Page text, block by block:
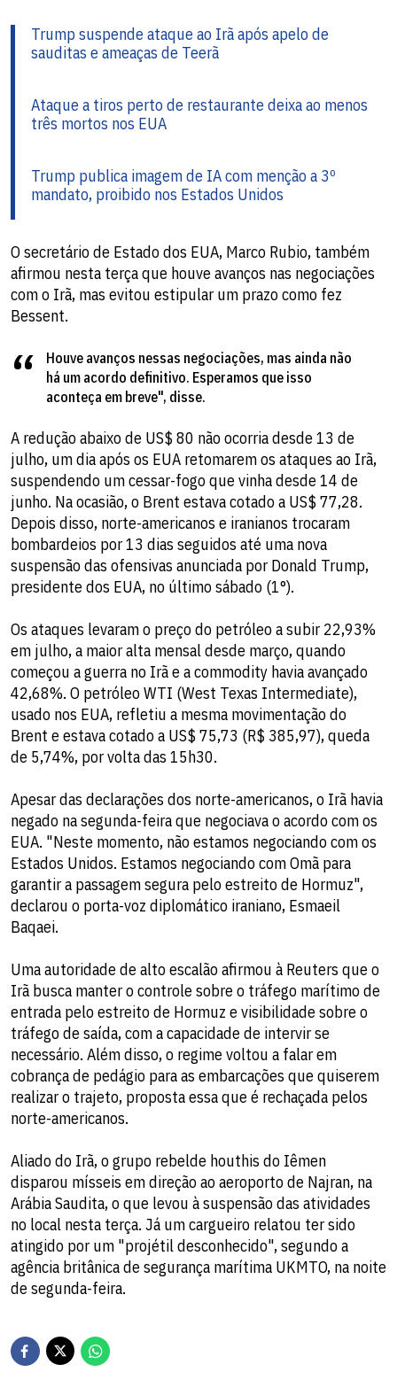
Trump suspende ataque ao Irã após apelo de
sauditas e ameaças de Teerã
Ataque a tiros perto de restaurante deixa ao menos
três mortos nos EUA
Trump publica imagem de IA com menção a 3º
mandato, proibido nos Estados Unidos
O secretário de Estado dos EUA, Marco Rubio, também
afirmou nesta terça que houve avanços nas negociações
com o Irã, mas evitou estipular um prazo como fez
Bessent.
Houve avanços nessas negociações, mas ainda não
há um acordo definitivo. Esperamos que isso
aconteça em breve", disse.
A redução abaixo de US$ 80 não ocorria desde 13 de
julho, um dia após os EUA retomarem os ataques ao Irã,
suspendendo um cessar-fogo que vinha desde 14 de
junho. Na ocasião, o Brent estava cotado a US$ 77,28.
Depois disso, norte-americanos e iranianos trocaram
bombardeios por 13 dias seguidos até uma nova
suspensão das ofensivas anunciada por Donald Trump,
presidente dos EUA, no último sábado (1°).
Os ataques levaram o preço do petróleo a subir 22,93%
em julho, a maior alta mensal desde março, quando
começou a guerra no Irã e a commodity havia avançado
42,68%. O petróleo WTI (West Texas Intermediate),
usado nos EUA, refletiu a mesma movimentação do
Brent e estava cotado a US$ 75,73 (R$ 385,97), queda
de 5,74%, por volta das 15h30.
Apesar das declarações dos norte-americanos, o Irã havia
negado na segunda-feira que negociava o acordo com os
EUA. "Neste momento, não estamos negociando com os
Estados Unidos. Estamos negociando com Omã para
garantir a passagem segura pelo estreito de Hormuz",
declarou o porta-voz diplomático iraniano, Esmaeil
Baqaei.
Uma autoridade de alto escalão afirmou à Reuters que o
Irã busca manter o controle sobre o tráfego marítimo de
entrada pelo estreito de Hormuz e visibilidade sobre o
tráfego de saída, com a capacidade de intervir se
necessário. Além disso, o regime voltou a falar em
cobrança de pedágio para as embarcações que quiserem
realizar o trajeto, proposta essa que é rechaçada pelos
norte-americanos.
Aliado do Irã, o grupo rebelde houthis do Iêmen
disparou mísseis em direção ao aeroporto de Najran, na
Arábia Saudita, o que levou à suspensão das atividades
no local nesta terça. Já um cargueiro relatou ter sido
atingido por um "projétil desconhecido", segundo a
agência britânica de segurança marítima UKMTO, na noite
de segunda-feira.